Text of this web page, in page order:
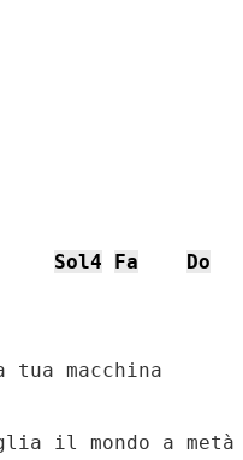
Sol4 Fa Do